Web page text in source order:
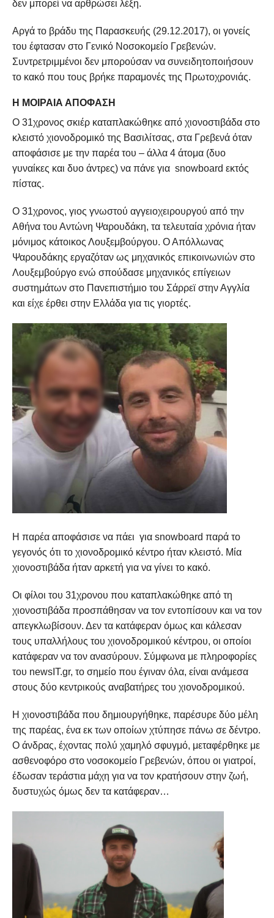
δεν μπορεί να αρθρώσει λέξη.
Αργά το βράδυ της Παρασκευής (29.12.2017), οι γονείς
του έφτασαν στο Γενικό Νοσοκομείο Γρεβενών.
Συντρετριμμένοι δεν μπορούσαν να συνειδητοποιήσουν
το κακό που τους βρήκε παραμονές της Πρωτοχρονιάς.
Η ΜΟΙΡΑΊΑ ΑΠΌΦΑΣΗ
Ο 31χρονος σκιέρ καταπλακώθηκε από χιονοστιβάδα στο
κλειστό χιονοδρομικό της Βασιλίτσας, στα Γρεβενά όταν
αποφάσισε με την παρέα του – άλλα 4 άτομα (δυο
γυναίκες και δυο άντρες) να πάνε για snowboard εκτός
πίστας.
Ο 31χρονος, γιος γνωστού αγγειοχειρουργού από την
Αθήνα του Αντώνη Ψαρουδάκη, τα τελευταία χρόνια ήταν
μόνιμος κάτοικος Λουξεμβούργου. Ο Απόλλωνας
Ψαρουδάκης εργαζόταν ως μηχανικός επικοινωνιών στο
Λουξεμβούργο ενώ σπούδασε μηχανικός επίγειων
συστημάτων στο Πανεπιστήμιο του Σάρρεϊ στην Αγγλία
και είχε έρθει στην Ελλάδα για τις γιορτές.
Η παρέα αποφάσισε να πάει για snowboard παρά το
γεγονός ότι το χιονοδρομικό κέντρο ήταν κλειστό. Μία
χιονοστιβάδα ήταν αρκετή για να γίνει το κακό.
Οι φίλοι του 31χρονου που καταπλακώθηκε από τη
χιονοστιβάδα προσπάθησαν να τον εντοπίσουν και να τον
απεγκλωβίσουν. Δεν τα κατάφεραν όμως και κάλεσαν
τους υπαλλήλους του χιονοδρομικού κέντρου, οι οποίοι
κατάφεραν να τον ανασύρουν. Σύμφωνα με πληροφορίες
του newsIT.gr, το σημείο που έγιναν όλα, είναι ανάμεσα
στους δύο κεντρικούς αναβατήρες του χιονοδρομικού.
Η χιονοστιβάδα που δημιουργήθηκε, παρέσυρε δύο μέλη
της παρέας, ένα εκ των οποίων χτύπησε πάνω σε δέντρο.
Ο άνδρας, έχοντας πολύ χαμηλό σφυγμό, μεταφέρθηκε με
ασθενοφόρο στο νοσοκομείο Γρεβενών, όπου οι γιατροί,
έδωσαν τεράστια μάχη για να τον κρατήσουν στην ζωή,
δυστυχώς όμως δεν τα κατάφεραν…